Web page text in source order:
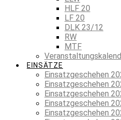
HLF 20
LF 20
DLK 23/12
RW
MTF
EINSÄTZE
Einsatzgeschehen
Einsatzgeschehen
Einsatzgeschehen
Einsatzgeschehen
Einsatzgeschehen